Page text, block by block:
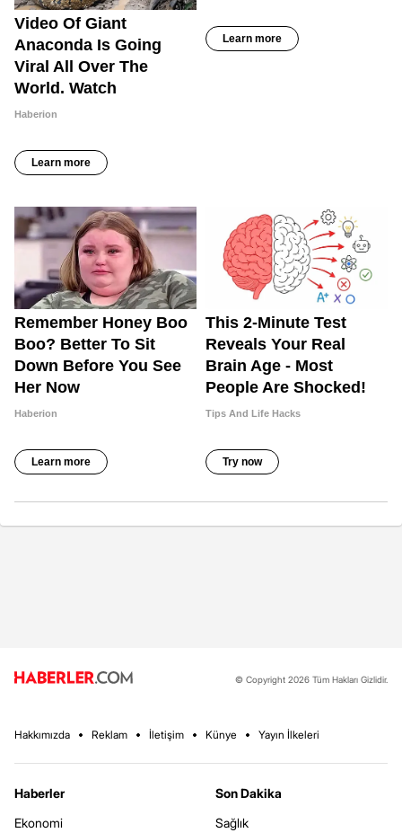
© Copyright 2026 Tüm Hakları Gizlidir.
Hakkımızda Reklam İletişim Künye Yayın İlkeleri
Haberler
Ekonomi
Son Dakika
Sağlık